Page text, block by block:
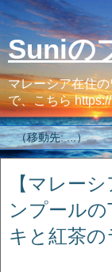
Suniの
マレーシア在住
で、こちら
【マレー
ンプール
キと紅茶の